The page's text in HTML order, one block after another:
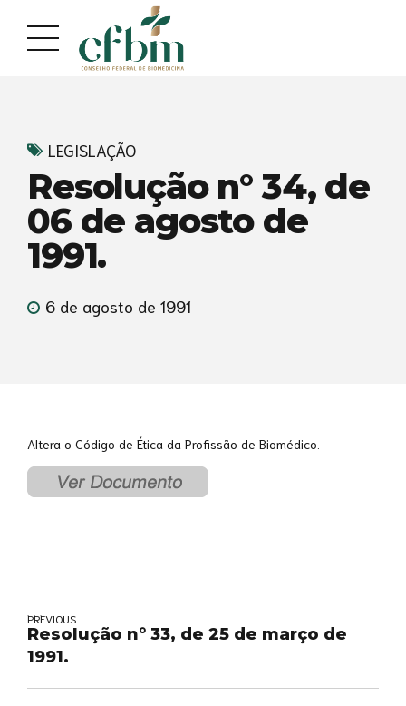
LEGISLAÇÃO
Resolução n° 34, de
06 de agosto de
1991.
6 de agosto de 1991
Altera o Código de Ética da Profissão de Biomédico.
PREVIOUS
Resolução n° 33, de 25 de março de
1991.